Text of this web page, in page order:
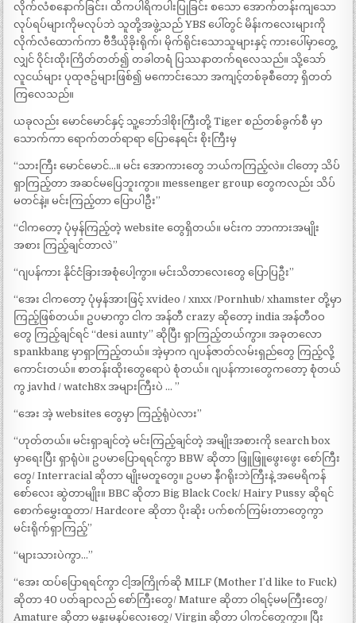
လိုက်လံစနောက်ခြင်း၊ ထိကပါရိကပါးပြုခြင်း စသော အောက်တန်းကျသော
လုပ်ရပ်များကိုမလုပ်ဘဲ သူတို့အဖွဲ့သည် YBS ပေါ်တွင် မိန်းကလေးများကို
လိုက်လံထောက်ကာ ဗီဒီယိုခိုးရိုက်၊ မိုက်ရိုင်းသောသူများနှင့် ကားပေါ်မှာတွေ့
လျှင် ဝိုင်းထိုးကြိတ်တတ်၍ တခါတရံ ပြဿနာတက်ရလေသည်။ သို့သော်
လူငယ်များ ပုထုဇဥ်များဖြစ်၍ မကောင်းသော အကျင့်တစ်ခုစီတော့ ရှိတတ်
ကြလေသည်။
ယခုလည်း မောင်မောင်နှင့် သူ့ဘော်ဒါစိုးကြီးတို့ Tiger စည်တစ်ခွက်စီ မှာ
သောက်ကာ ရောက်တတ်ရာရာ ပြောနေရင်း စိုးကြီးမှ
“သားကြီး မောင်မောင်…။ မင်း အောကားတွေ ဘယ်ကကြည့်လဲ။ ငါတော့ သိပ်
ရှာကြည့်တာ အဆင်မပြေဘူးကွာ။ messenger group တွေကလည်း သိပ်
မတင်နဲ့။ မင်းကြည့်တာ ပြောပါဦး”
“ငါကတော့ ပုံမှန်ကြည့်တဲ့ website တွေရှိတယ်။ မင်းက ဘာကားအမျိုး
အစား ကြည့်ချင်တာလဲ”
“ဂျပန်ကား နိုင်ငံခြားအစုံပေါ့ကွာ။ မင်းသိတာလေးတွေ ပြောပြဦး”
“အေး ငါကတော့ ပုံမှန်အားဖြင့် xvideo / xnxx /Pornhub/ xhamster တို့မှာ
ကြည့်ဖြစ်တယ်။ ဥပမာကွာ ငါက အန်တီ crazy ဆိုတော့ india အန်တီဝဝ
တွေ ကြည့်ချင်ရင် “desi aunty” ဆိုပြီး ရှာကြည့်တယ်ကွာ။ အခုတလော
spankbang မှာရှာကြည့်တယ်။ အဲ့မှာက ဂျပန်ဇာတ်လမ်းရှည်တွေ ကြည့်လို့
ကောင်းတယ်။ စာတန်းထိုးတွေရောပဲ စုံတယ်။ ဂျပန်ကားတွေကတော့ စုံတယ်
ကွ javhd / watch8x အများကြီးပဲ … ”
“အေး အဲ့ websites တွေမှာ ကြည့်ရုံပဲလား”
“ဟုတ်တယ်။ မင်းရှာချင်တဲ့ မင်းကြည့်ချင်တဲ့ အမျိုးအစားကို search box
မှာရေးပြီး ရှာရုံပဲ။ ဥပမာပြောရရင်ကွာ BBW ဆိုတာ ဖြူဖြူဖွေးဖွေး စော်ကြီး
တွေ/ Interracial ဆိုတာ မျိုးမတူတွေ။ ဥပမာ နီဂရိုးဘဲကြီးနဲ့ အမေရိကန်
စော်လေး ဆွဲတာမျိုး။ BBC ဆိုတာ Big Black Cock/ Hairy Pussy ဆိုရင်
စောက်မွှေးထူတာ/ Hardcore ဆိုတာ ပိုးဆိုး ပက်စက်ကြမ်းတာတွေကွာ
မင်းရိုက်ရှာကြည့်”
“များသားပဲကွာ…”
“အေး ထပ်ပြောရရင်ကွာ ငါ့အကြိုက်ဆို MILF (Mother I’d like to Fuck)
ဆိုတာ 40 ပတ်ချာလည် စော်ကြီးတွေ/ Mature ဆိုတာ ဝါရင့်မမကြီးတွေ/
Amature ဆိုတာ မနူးမနပ်လေးတွေ/ Virgin ဆိုတာ ပါကင်တွေကွာ။ ပြီး